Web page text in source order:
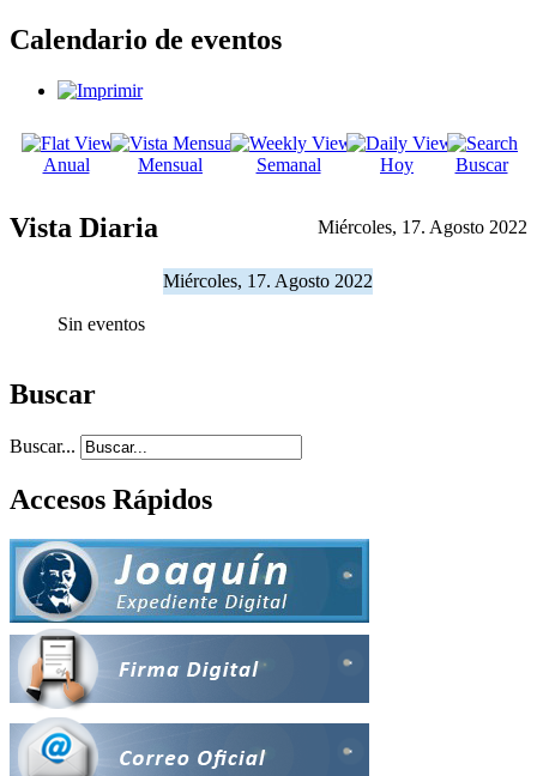
Calendario de eventos
Anual Mensual Semanal Hoy Buscar
Vista Diaria Miércoles, 17. Agosto 2022
Miércoles, 17. Agosto 2022
Sin eventos
Buscar
Buscar...
Accesos Rápidos